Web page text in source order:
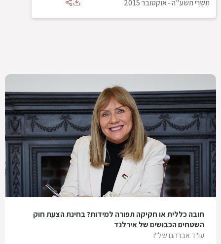
תִּשְׁרֵי תשע"ה-אוקטובר 2015
חובה כללית או חקיקה תפורה למידות? בחינת הצעת חוק
השטחים הכבושים של אירלנד
עו"ד אברהם של"ו